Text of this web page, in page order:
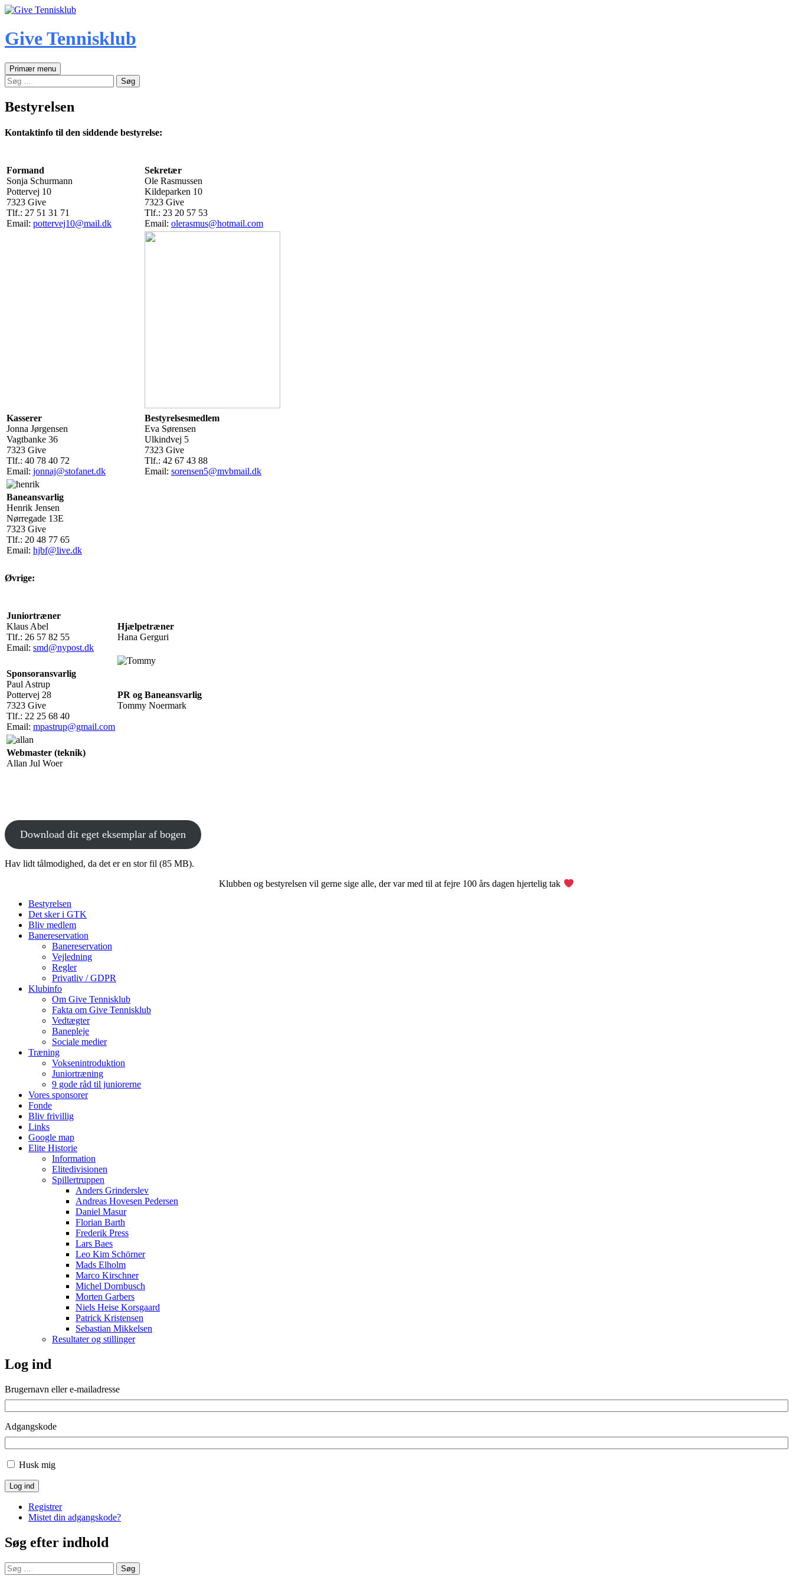
Hop
indhold
Give Tennisklub
SøgPrimær menu
Søg
efter:
Bestyrelsen
Kontaktinfo til den siddende bestyrelse:
Formand
Sonja Schurmann
Pottervej 10
7323 Give
Tlf.: 27 51 31 71
Email: pottervej10@mail.dk
Sekretær
Ole Rasmussen
Kildeparken 10
7323 Give
Tlf.: 23 20 57 53
Email: olerasmus@hotmail.com
Kasserer
Jonna Jørgensen
Vagtbanke 36
7323 Give
Tlf.: 40 78 40 72
Email: jonnaj@stofanet.dk
Bestyrelsesmedlem
Eva Sørensen
Ulkindvej 5
7323 Give
Tlf.: 42 67 43 88
Email: sorensen5@mvbmail.dk
Baneansvarlig
Henrik Jensen
Nørregade 13E
7323 Give
Tlf.: 20 48 77 65
Email: hjbf@live.dk
Øvrige:
Juniortræner
Klaus Abel
Tlf.: 26 57 82 55
Email: smd@nypost.dk
Hjælpetræner
Hana Gerguri
Sponsoransvarlig
Paul Astrup
Pottervej 28
7323 Give
Tlf.: 22 25 68 40
Email: mpastrup@gmail.com
PR og Baneansvarlig
Tommy Noermark
Webmaster (teknik)
Allan Jul Woer
Download dit eget eksemplar af bogen
Hav lidt tålmodighed, da det er en stor fil (85 MB).
Klubben og bestyrelsen vil gerne sige alle, der var med til at fejre 100 års dagen hjertelig tak
Bestyrelsen
Det sker i GTK
Bliv medlem
Banereservation
Banereservation
Vejledning
Regler
Privatliv / GDPR
Klubinfo
Om Give Tennisklub
Fakta om Give Tennisklub
Vedtægter
Banepleje
Sociale medier
Træning
Voksenintroduktion
Juniortræning
9 gode råd til juniorerne
Vores sponsorer
Fonde
Bliv frivillig
Links
Google map
Elite Historie
Information
Elitedivisionen
Spillertruppen
Anders Grinderslev
Andreas Hovesen Pedersen
Daniel Masur
Florian Barth
Frederik Press
Lars Baes
Leo Kim Schörner
Mads Elholm
Marco Kirschner
Michel Dornbusch
Morten Garbers
Niels Heise Korsgaard
Patrick Kristensen
Sebastian Mikkelsen
Resultater og stillinger
Log ind
Brugernavn eller e-mailadresse
Adgangskode
Husk mig
Log ind
Registrer
Mistet din adgangskode?
Søg efter indhold
Søg
efter: